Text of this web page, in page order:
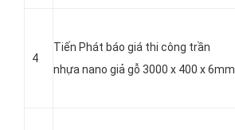
4
Tiến Phát báo giá thi công trần
nhựa nano giả gỗ 3000 x 400 x 6mm